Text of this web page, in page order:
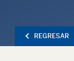
REGRESAR